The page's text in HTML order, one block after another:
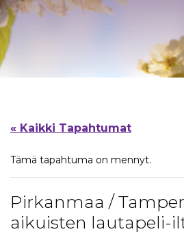
« Kaikki Tapahtumat
Tämä tapahtuma on mennyt.
Pirkanmaa /
aikuisten lautapeli-